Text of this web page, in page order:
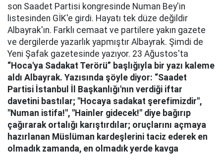
son Saadet Partisi kongresinde Numan Bey'in
listesinden GİK'e girdi. Hayatı tek düze değildir
Albayrak'ın. Farklı cemaat ve partilere yakın gazete
ve dergilerde yazarlık yapmıştır Albayrak. Şimdi de
Yeni Şafak gazetesinde yazıyor. 23 Ağustos'ta
“Hoca'ya Sadakat Terörü” başlığıyla bir yazı kaleme
aldı Albayrak. Yazısında şöyle diyor: “Saadet
Partisi İstanbul İl Başkanlığı'nın verdiği iftar
davetini bastılar; "Hocaya sadakat şerefimizdir",
"Numan istifa!", "Hainler gidecek!" diye bağırıp
çağırarak ortalığı karıştırdılar; oruçlarını açmaya
hazırlanan Müslüman kardeşlerini taciz ederek en
olmadık zamanda, en olmadık yerde kavga